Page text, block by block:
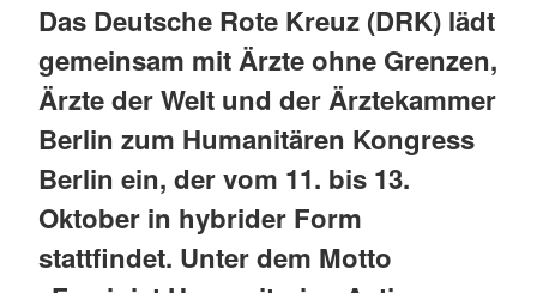
Das Deutsche Rote Kreuz (DRK) lädt
gemeinsam mit Ärzte ohne Grenzen,
Ärzte der Welt und der Ärztekammer
Berlin zum Humanitären Kongress
Berlin ein, der vom 11. bis 13.
Oktober in hybrider Form
stattfindet. Unter dem Motto